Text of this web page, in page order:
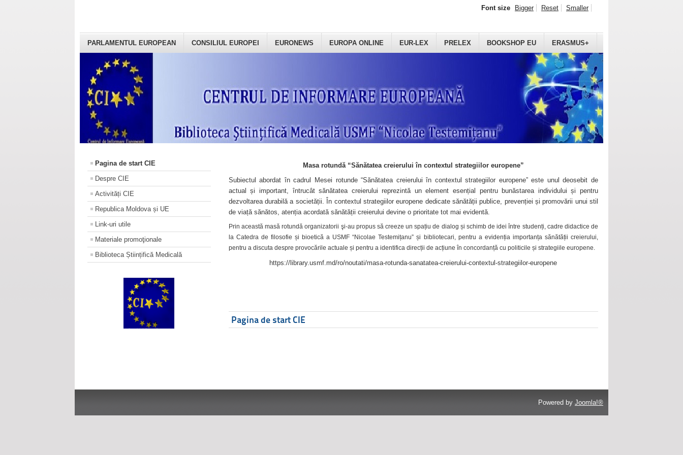
PARLAMENTUL EUROPEAN CONSILIUL EUROPEI EURONEWS EUROPA ONLINE EUR-LEX PRELEX BOOKSHOP EU ERASMUS+
Font size Bigger Reset Smaller
Pagina de start CIE
Despre CIE
Activități CIE
Republica Moldova și UE
Link-uri utile
Materiale promoţionale
Biblioteca Științifică Medicală
Masa rotundă “Sănătatea creierului în contextul strategiilor europene”
Subiectul abordat în cadrul Mesei rotunde “Sănătatea creierului în contextul strategiilor europene” este unul deosebit de
actual și important, întrucât sănătatea creierului reprezintă un element esențial pentru bunăstarea individului și pentru
dezvoltarea durabilă a societății. În contextul strategiilor europene dedicate sănătății publice, prevenției și promovării unui stil
de viață sănătos, atenția acordată sănătății creierului devine o prioritate tot mai evidentă.
Prin această masă rotundă organizatorii şi-au propus să creeze un spațiu de dialog și schimb de idei între studenți, cadre didactice de
la Catedra de filosofie și bioetică a USMF “Nicolae Testemițanu” și bibliotecari, pentru a evidenția importanța sănătății creierului,
pentru a discuta despre provocările actuale și pentru a identifica direcții de acțiune în concordanță cu politicile și strategiile europene.
https://library.usmf.md/ro/noutati/masa-rotunda-sanatatea-creierului-contextul-strategiilor-europene
Pagina de start CIE
Powered by Joomla!®